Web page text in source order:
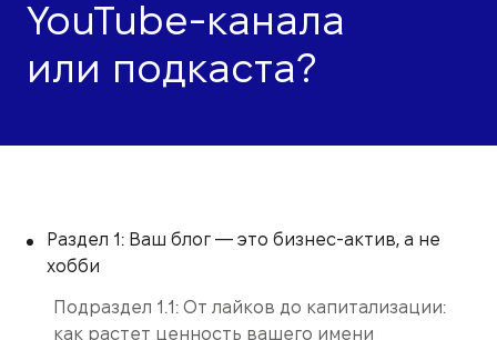
YouTube-канала
или подкаста?
Раздел 1: Ваш блог — это бизнес-актив, а не
хобби
Подраздел 1.1: От лайков до капитализации:
как растет ценность вашего имени